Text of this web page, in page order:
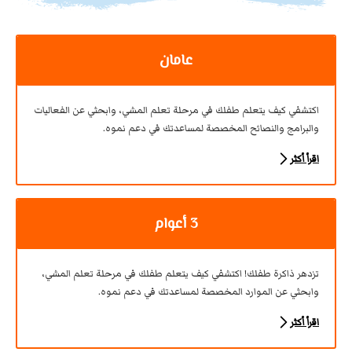
عامان
اكتشفي كيف يتعلم طفلك في مرحلة تعلم المشي، وابحثي عن الفعاليات
والبرامج والنصائح المخصصة لمساعدتك في دعم نموه.
اقرأ أكثر
3 أعوام
تزدهر ذاكرة طفلك! اكتشفي كيف يتعلم طفلك في مرحلة تعلم المشي،
وابحثي عن الموارد المخصصة لمساعدتك في دعم نموه.
اقرأ أكثر